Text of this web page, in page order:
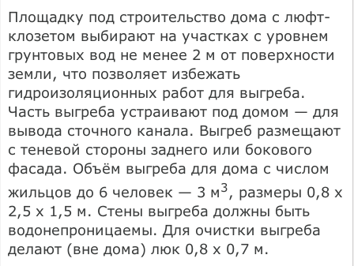
Площадку под строительство дома с люфт-
клозетом выбирают на участках с уровнем
грунтовых вод не менее 2 м от поверхности
земли, что позволяет избежать
гидроизоляционных работ для выгреба.
Часть выгреба устраивают под домом — для
вывода сточного канала. Выгреб размещают
с теневой стороны заднего или бокового
фасада. Объём выгреба для дома с числом
жильцов до 6 человек — 3 м3, размеры 0,8 х
2,5 х 1,5 м. Стены выгреба должны быть
водонепроницаемы. Для очистки выгреба
делают (вне дома) люк 0,8 х 0,7 м.